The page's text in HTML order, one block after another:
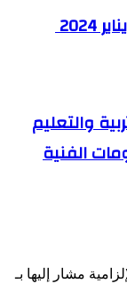
والتعليم
الفنية
مشار إليها بـ